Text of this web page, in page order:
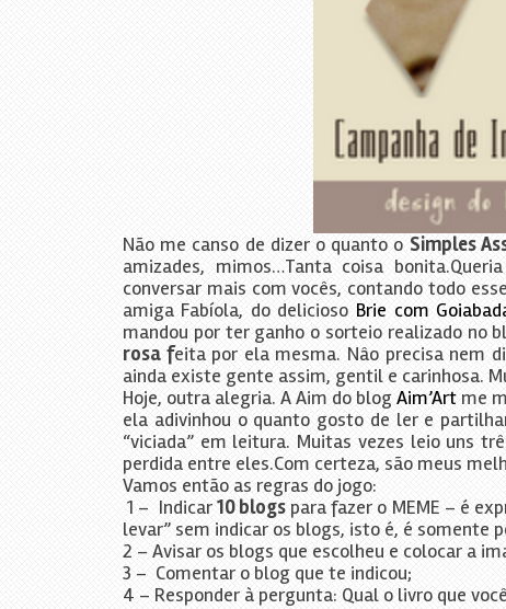
Não me canso de dizer o quanto o Simples
amizades, mimos…Tanta coisa
conversar mais com vocês, contando todo
amiga Fabíola, do delicioso Brie com
mandou por ter ganho o sorteio realizado no
rosa feita por ela mesma. Nâo precisa nem
ainda existe gente assim, gentil e carinhosa.
Hoje, outra alegria. A Aim do blogAim’Art me
ela adivinhou o quanto gosto de ler e
“viciada” em leitura. Muitas vezes leio uns
perdida entre eles.Com certeza, são meus
Vamos então as regras do jogo:
1 – Indicar10 blogspara fazer o MEME – é
levar” sem indicar os blogs, isto é, é somente
2 – Avisar os blogs que escolheu e colocar a
3 – Comentar o blog que te indicou;
4 – Responder à pergunta: Qual o livro que